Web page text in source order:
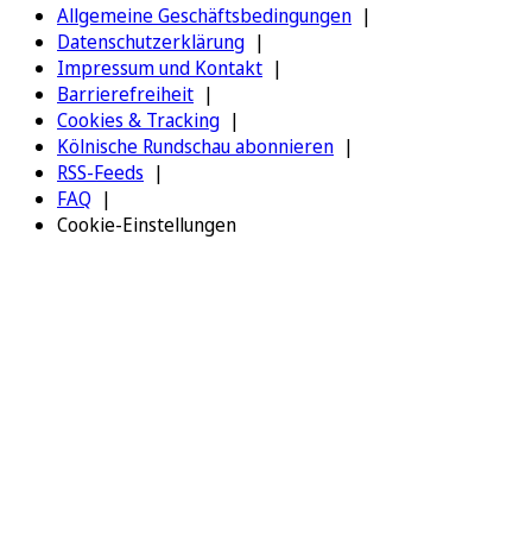
Allgemeine Geschäftsbedingungen
Datenschutzerklärung
Impressum und Kontakt
Barrierefreiheit
Cookies & Tracking
Kölnische Rundschau abonnieren
RSS-Feeds
FAQ
Cookie-Einstellungen